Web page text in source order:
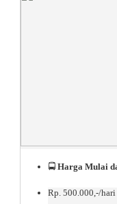
🚍 Harga Mulai
Rp. 500.000,-/